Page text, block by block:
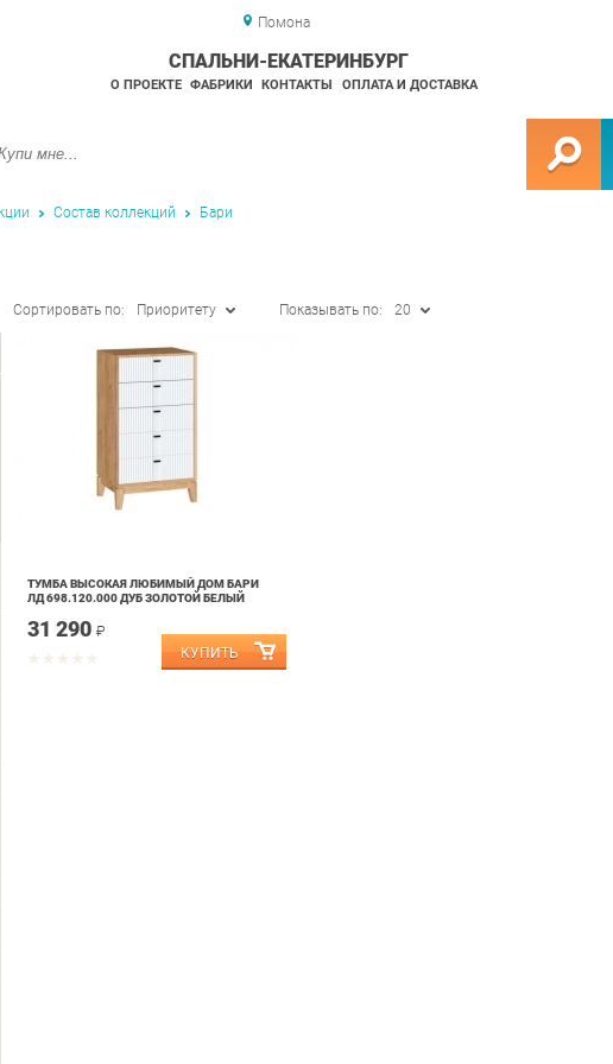
Помона
СПАЛЬНИ-ЕКАТЕРИНБУРГ
О ПРОЕКТЕ ФАБРИКИ КОНТАКТЫ ОПЛАТА И ДОСТАВКА
Состав коллекций Бари
Сортировать по: Приоритету Показывать по: 20
ТУМБА ВЫСОКАЯ ЛЮБИМЫЙ ДОМ БАРИ
ЛД 698.120.000 ДУБ ЗОЛОТОЙ БЕЛЫЙ
31 290 ₽